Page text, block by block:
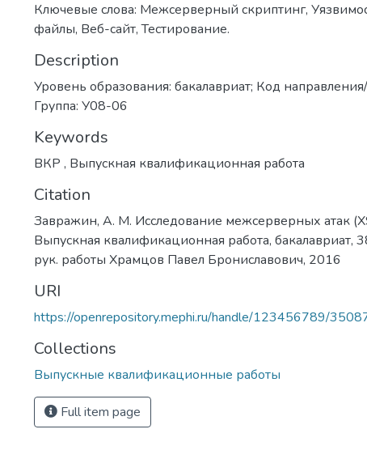
Ключевые слова: Межсерверный скриптинг,
файлы, Веб-сайт, Тестирование.
Description
Уровень образования: бакалавриат; Код
Группа: У08-06
Keywords
ВКР , Выпускная квалификационная работа
Citation
Завражин, А. М. Исследование межсерверных атак
Выпускная квалификационная работа, бакалавриат,
рук. работы Храмцов Павел Брониславович, 2016
URI
https://openrepository.mephi.ru/handle/123456789/
Collections
Выпускные квалификационные работы
Full item page